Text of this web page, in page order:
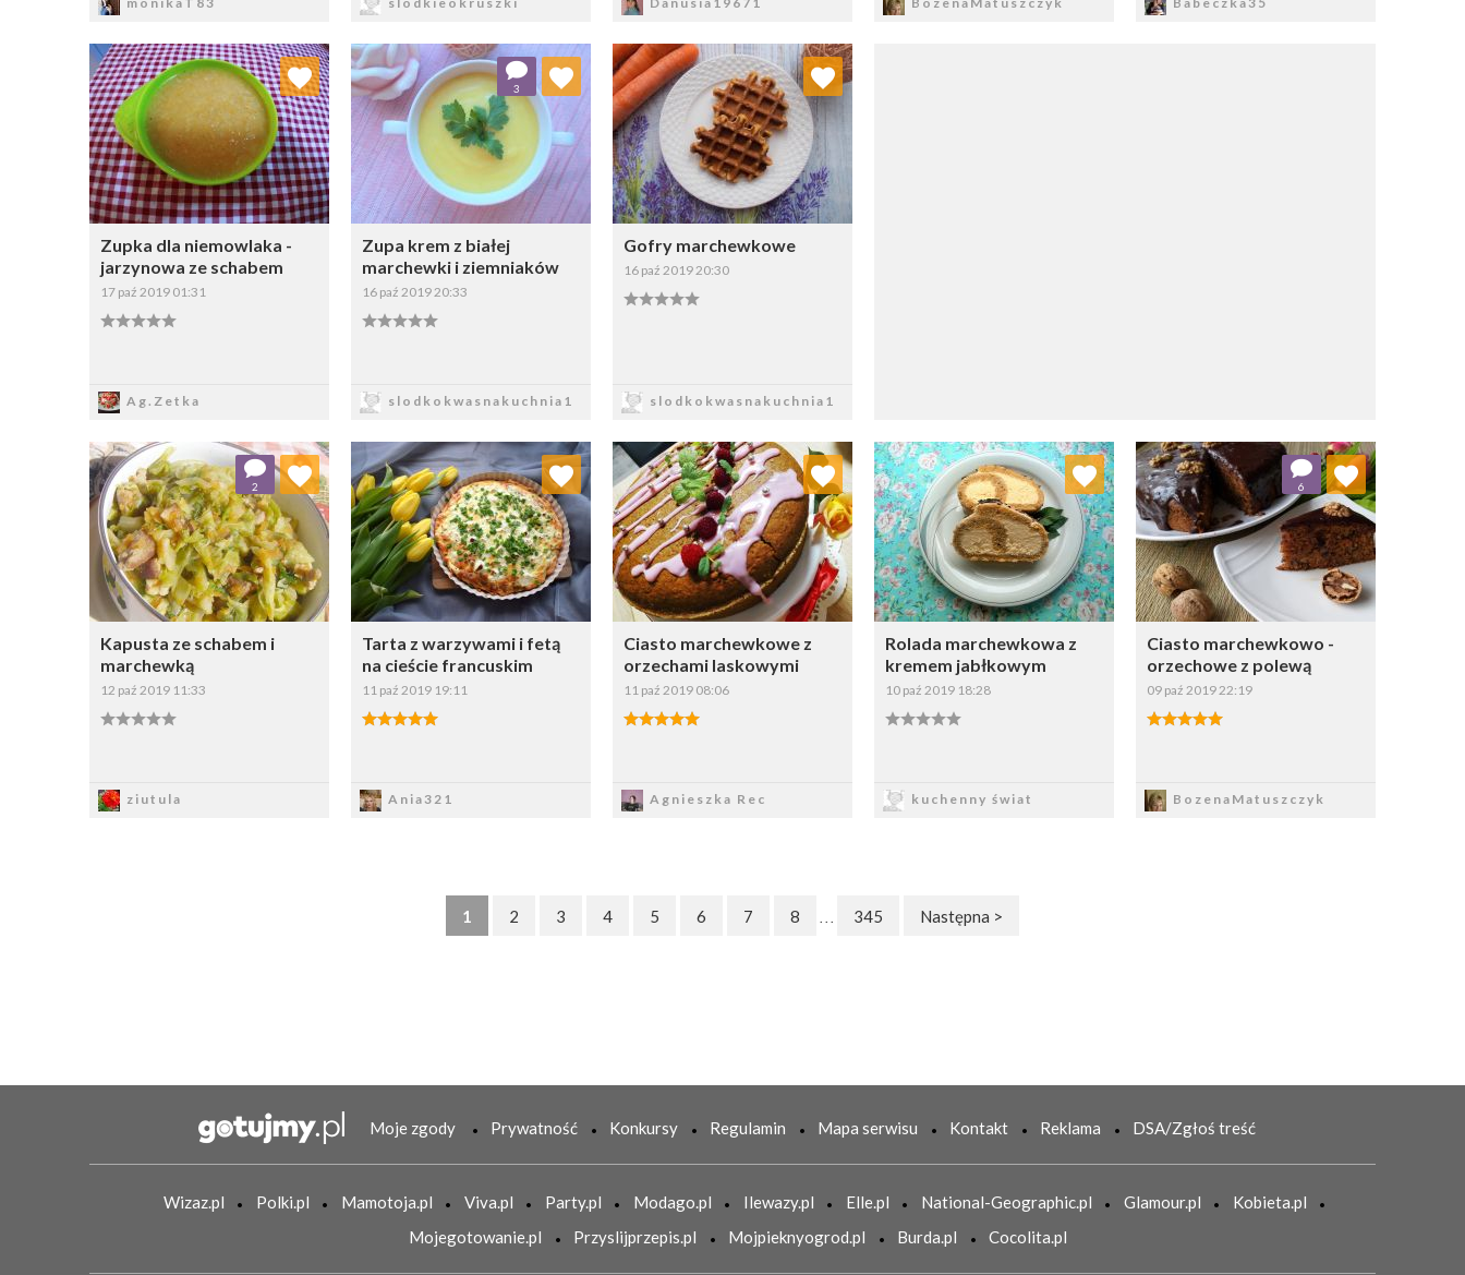
Zupka dla niemowlaka -
jarzynowa ze schabem
17 paź 2019 01:31
Ag.Zetka
Dodaj do ulubionych
Wybierz listę:
Zupa krem z białej
marchewki i ziemniaków
16 paź 2019 20:33
slodkokwasnakuchnia1
3
Dodaj do ulubionych
Wybierz listę:
Gofry marchewkowe
16 paź 2019 20:30
slodkokwasnakuchnia1
Dodaj do ulubionych
Wybierz listę:
Kapusta ze schabem i
marchewką
12 paź 2019 11:33
ziutula
2
Dodaj do ulubionych
Wybierz listę:
Tarta z warzywami i fetą
na cieście francuskim
11 paź 2019 19:11
Ania321
Dodaj do ulubionych
Wybierz listę:
Ciasto marchewkowe z
orzechami laskowymi
11 paź 2019 08:06
Agnieszka Rec
Dodaj do ulubionych
Wybierz listę:
Rolada marchewkowa z
kremem jabłkowym
10 paź 2019 18:28
kuchenny świat
Dodaj do ulubionych
Wybierz listę:
Ciasto marchewkowo -
orzechowe z polewą
09 paź 2019 22:19
BozenaMatuszczyk
6
Dodaj do ulubionych
Wybierz listę:
1 2 3 4 5 6 7 8 345 Następna >
Moje zgody Prywatność Konkursy Regulamin Mapa serwisu Kontakt Reklama DSA/Zgłoś treść
Wizaz.pl Polki.pl Mamotoja.pl Viva.pl Party.pl Modago.pl Ilewazy.pl Elle.pl National-Geographic.pl Glamour.pl
Kobieta.pl
Mojegotowanie.pl
Przyslijprzepis.pl Mojpieknyogrod.pl Burda.pl Cocolita.pl